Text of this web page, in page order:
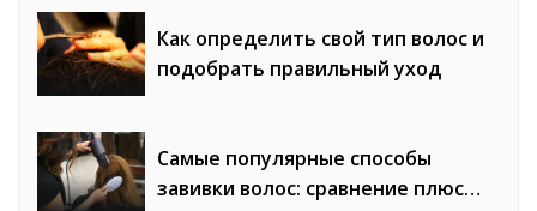
Как определить свой тип волос и
подобрать правильный уход
Самые популярные способы
завивки волос: сравнение плюсов